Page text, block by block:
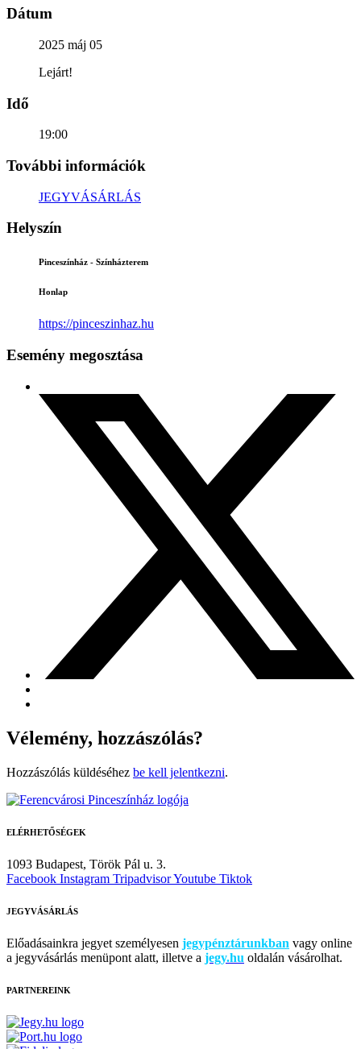
Dátum
2025 máj 05
Lejárt!
Idő
19:00
További információk
JEGYVÁSÁRLÁS
Helyszín
Pinceszínház - Színházterem
Honlap
https://pinceszinhaz.hu
Esemény megosztása
Vélemény, hozzászólás?
Hozzászólás küldéséhez be kell jelentkezni.
ELÉRHETŐSÉGEK
1093 Budapest, Török Pál u. 3.
Facebook Instagram TripadvisorYoutube Tiktok
JEGYVÁSÁRLÁS
Előadásainkra jegyet személyesen jegypénztárunkban vagy online
a jegyvásárlás menüpont alatt, illetve a jegy.hu oldalán vásárolhat.
PARTNEREINK